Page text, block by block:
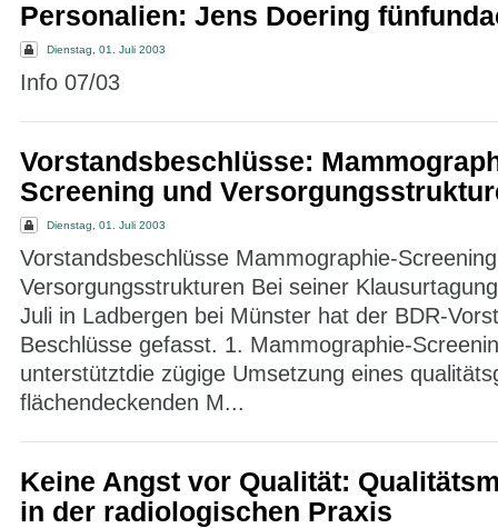
Personalien: Jens Doering
Dienstag, 01. Juli 2003
Info 07/03
Vorstandsbeschlüsse:
Screening und
Dienstag, 01. Juli 2003
Vorstandsbeschlüsse Mammographie-
Versorgungsstrukturen Bei seiner
Juli in Ladbergen bei Münster hat der BDR-
Beschlüsse gefasst. 1. Mammographie-
unterstütztdie zügige Umsetzung eines
flächendeckenden M...
Keine Angst vor Qualität:
in der radiologischen Praxis